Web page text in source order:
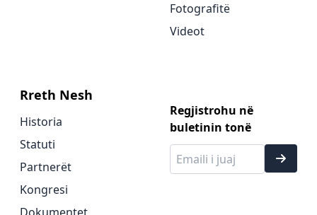
Fotografitë
Videot
Rreth Nesh
Historia
Statuti
Partnerët
Kongresi
Regjistrohu në
buletinin tonë